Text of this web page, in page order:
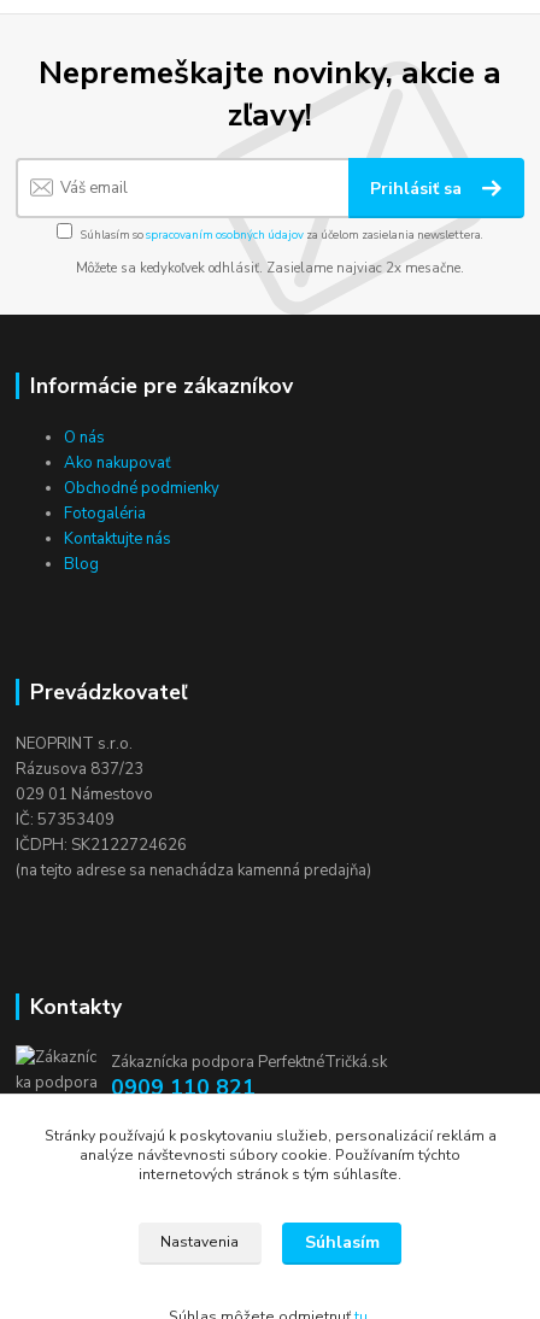
Nepremeškajte novinky, akcie a
zľavy!
Prihlásiť sa
Súhlasím sospracovaním osobných údajov za účelom zasielania newslettera.
Môžete sa kedykoľvek odhlásiť. Zasielame najviac 2x mesačne.
Informácie pre zákazníkov
O nás
Ako nakupovať
Obchodné podmienky
Fotogaléria
Kontaktujte nás
Blog
Prevádzkovateľ
NEOPRINT s.r.o.
Rázusova 837/23
029 01 Námestovo
IČ: 57353409
IČDPH: SK2122724626
(na tejto adrese sa nenachádza kamenná predajňa)
Kontakty
Zákaznícka podpora PerfektnéTričká.sk
0909 110 821
info@perfektnetricka.sk
Stránky používajú k poskytovaniu služieb, personalizácií reklám a
analýze návštevnosti súbory cookie. Používaním týchto
internetových stránok s tým súhlasíte.
Nastavenia Súhlasím